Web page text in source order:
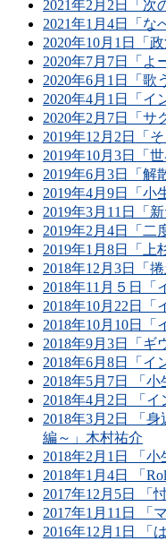
2021年2月2日「次
2021年1月4日「な
2020年10月1日「
2020年7月7日「よ
2020年6月1日「歌
2020年4月1日「イ
2020年2月7日「サ
2019年12月2日「
2019年10月3日「
2019年6月3日「解
2019年4月9日「小
2019年3月11日「
2019年2月4日「二
2019年1月8日「上
2018年12月3日「
2018年11月５日「
2018年10月22日
2018年10月10日「
2018年9月3日「
2018年6月8日「イ
2018年5月7日 「
2018年4月2日 「
2018年3月2日 「
編～」木村祐介
2018年2月1日 「
2018年1月4日 「
2017年12月5日 「
2017年1月11日 「
2016年12月1日 「